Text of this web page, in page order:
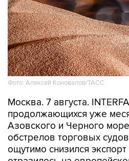
Фото: Алексей Коновалов/ТАСС
Москва. 7 августа.
продолжающихся уже
Азовского и Черного
обстрелов торговых
ощутимо снизился